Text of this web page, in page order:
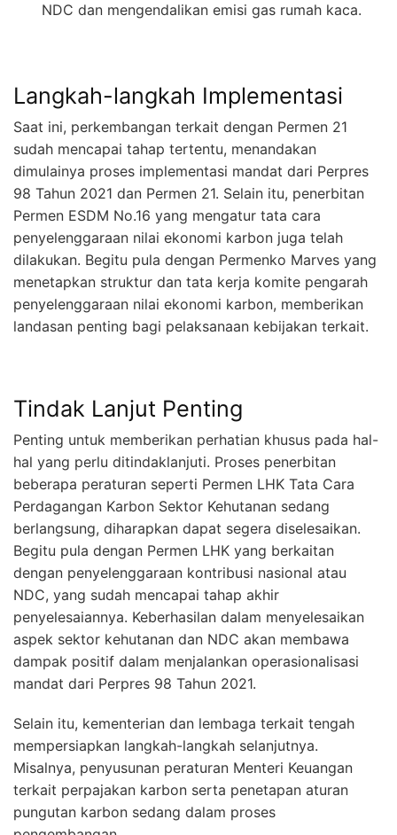
NDC dan mengendalikan emisi gas rumah kaca.
Langkah-langkah Implementasi
Saat ini, perkembangan terkait dengan Permen 21
sudah mencapai tahap tertentu, menandakan
dimulainya proses implementasi mandat dari Perpres
98 Tahun 2021 dan Permen 21. Selain itu, penerbitan
Permen ESDM No.16 yang mengatur tata cara
penyelenggaraan nilai ekonomi karbon juga telah
dilakukan. Begitu pula dengan Permenko Marves yang
menetapkan struktur dan tata kerja komite pengarah
penyelenggaraan nilai ekonomi karbon, memberikan
landasan penting bagi pelaksanaan kebijakan terkait.
Tindak Lanjut Penting
Penting untuk memberikan perhatian khusus pada hal-
hal yang perlu ditindaklanjuti. Proses penerbitan
beberapa peraturan seperti Permen LHK Tata Cara
Perdagangan Karbon Sektor Kehutanan sedang
berlangsung, diharapkan dapat segera diselesaikan.
Begitu pula dengan Permen LHK yang berkaitan
dengan penyelenggaraan kontribusi nasional atau
NDC, yang sudah mencapai tahap akhir
penyelesaiannya. Keberhasilan dalam menyelesaikan
aspek sektor kehutanan dan NDC akan membawa
dampak positif dalam menjalankan operasionalisasi
mandat dari Perpres 98 Tahun 2021.
Selain itu, kementerian dan lembaga terkait tengah
mempersiapkan langkah-langkah selanjutnya.
Misalnya, penyusunan peraturan Menteri Keuangan
terkait perpajakan karbon serta penetapan aturan
pungutan karbon sedang dalam proses